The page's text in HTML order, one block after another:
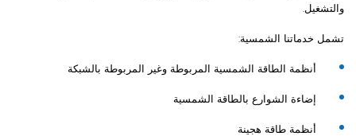
والتشغيل.
تشمل خدماتنا الشمسية:
أنظمة الطاقة الشمسية المربوطة وغير المربوطة بالشبكة
إضاءة الشوارع بالطاقة الشمسية
أنظمة طاقة هجينة